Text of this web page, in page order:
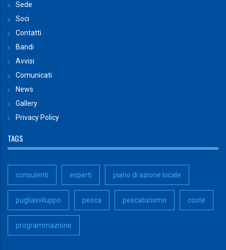
Sede
Soci
Contatti
Bandi
Avvisi
Comunicati
News
Gallery
Privacy Policy
TAGS
consulenti esperti piano di azione locale
pugliasviluppo pesca pescaturismo coste
programmazione